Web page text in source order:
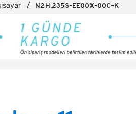
N2H.235S-EE00X-00C-K